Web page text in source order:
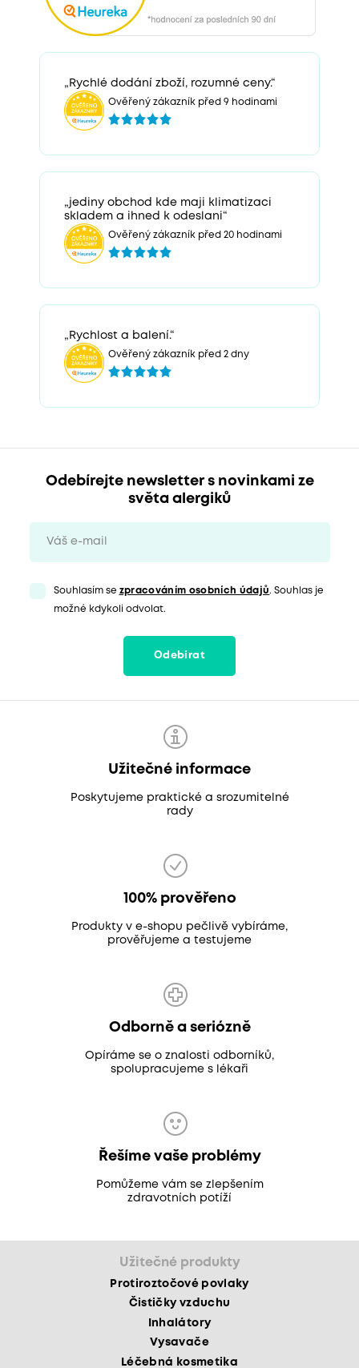
„Rychlé dodání zboží, rozumné ceny.“
Ověřený zákazník před 9 hodinami
„jediny obchod kde maji klimatizaci
skladem a ihned k odeslani“
Ověřený zákazník před 20 hodinami
„Rychlost a balení.“
Ověřený zákazník před 2 dny
Odebírejte newsletter s novinkami ze
světa alergiků
Souhlasím se zpracováním osobních údajů. Souhlas je
možné kdykoli odvolat.
Odebírat
Užitečné informace
Poskytujeme praktické a srozumitelné
rady
100% prověřeno
Produkty v e-shopu pečlivě vybíráme,
prověřujeme a testujeme
Odborně a seriózně
Opíráme se o znalosti odborníků,
spolupracujeme s lékaři
Řešíme vaše problémy
Pomůžeme vám se zlepšením
zdravotních potíží
Užitečné produkty
Protiroztočové povlaky
Čističky vzduchu
Inhalátory
Vysavače
Léčebná kosmetika